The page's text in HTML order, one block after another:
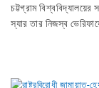
চট্টগ্রাম
স্যার তার নিজস্ব